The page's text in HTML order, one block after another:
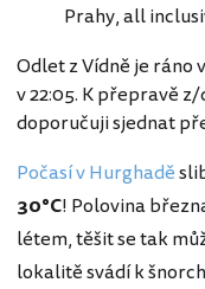
Prahy, all
Odlet z Vídně je ráno
v 22:05. K přepravě
doporučuji sjednat
Počasí v Hurghadě
30°C! Polovina
létem, těšit se tak
lokalitě svádí k